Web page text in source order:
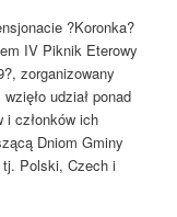
?Koronka?
IV Piknik Eterowy
zorganizowany
udział ponad
i członków ich
Dniom Gminy
tj. Polski, Czech i